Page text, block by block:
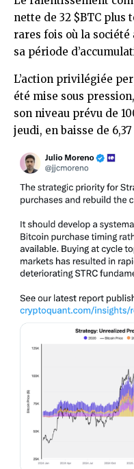
nette de 32 $BTC plus
rares fois où la société
sa période
L’action privilégiée
été mise sous
son niveau prévu de
jeudi, en baisse de 6,37